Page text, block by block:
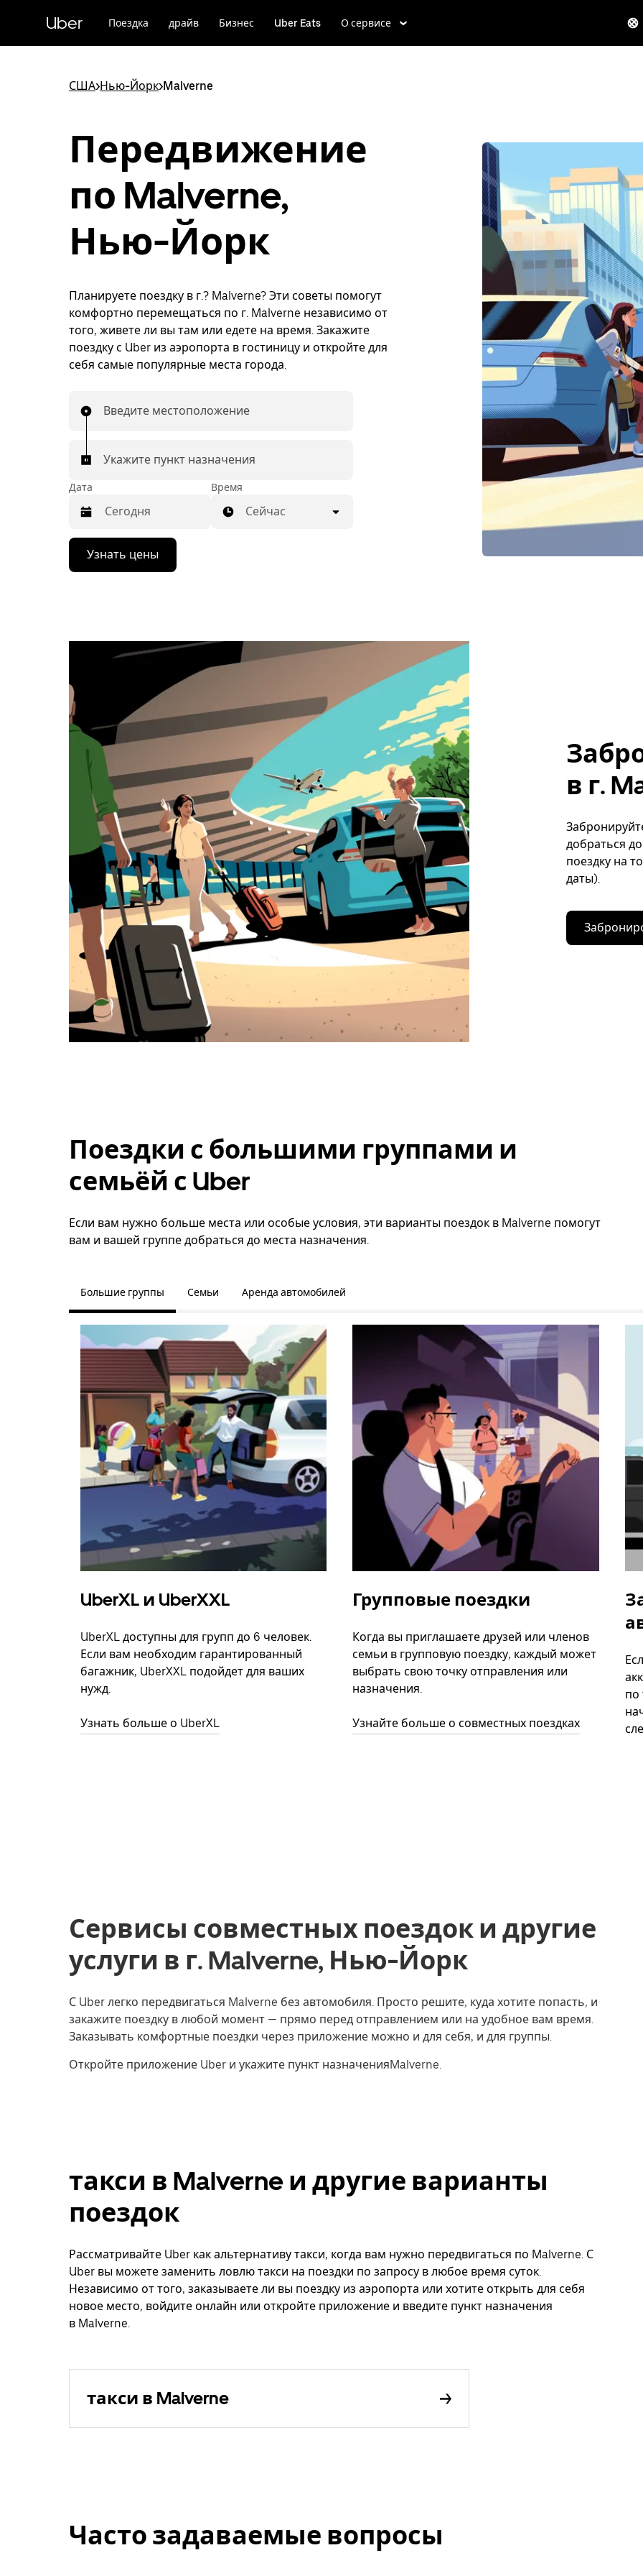
к
Uber Поездка драйв Бизнес Uber Eats О сервисе
США>Нью-Йорк>Malverne
Передвижение
по Malverne,
Нью-Йорк
Планируете поездку в г.? Malverne? Эти советы помогут
комфортно перемещаться по г. Malverne независимо от
того, живете ли вы там или едете на время. Закажите
поездку с Uber из аэропорта в гостиницу и откройте для
себя самые популярные места города.
Введите местоположение
Укажите пункт назначения
Дата
Нажмите
стрелку
вниз,
закрыть
календарь,
нажмите
Esc.
Время
Сейчас
Узнать цены
в г.
добраться
поездку на
даты).
Поездки с большими группами и
семьёй с Uber
Если вам нужно больше места или особые условия, эти варианты поездок в Malverne помогут
вам и вашей группе добраться до места назначения.
Большие группы Семьи Аренда автомобилей
UberXL и UberXXL
UberXL доступны для групп до 6 человек.
Если вам необходим гарантированный
багажник, UberXXL подойдет для ваших
нужд.
Узнать больше о UberXL
Групповые поездки
Когда вы приглашаете друзей или членов
семьи в групповую поездку, каждый может
выбрать свою точку отправления или
назначения.
Узнайте больше о совместных поездках
по
Сервисы совместных поездок и другие
услуги в г. Malverne, Нью-Йорк
С Uber легко передвигаться Malverne без автомобиля. Просто решите, куда хотите попасть, и
закажите поездку в любой момент — прямо перед отправлением или на удобное вам время.
Заказывать комфортные поездки через приложение можно и для себя, и для группы.
Откройте приложение Uber и укажите пункт назначенияMalverne.
такси в Malverne и другие варианты
поездок
Рассматривайте Uber как альтернативу такси, когда вам нужно передвигаться по Malverne. С
Uber вы можете заменить ловлю такси на поездки по запросу в любое время суток.
Независимо от того, заказываете ли вы поездку из аэропорта или хотите открыть для себя
новое место, войдите онлайн или откройте приложение и введите пункт назначения
в Malverne.
такси в Malverne
Часто задаваемые вопросы